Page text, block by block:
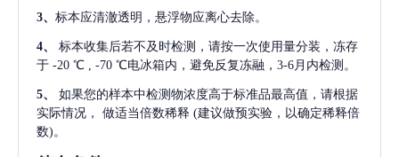
3、 标本应清澈透明，悬浮物应离心去除。
4、
标本收集后若不及时检测，请按一次使用量分装，冻存
于 -20 ℃ , -70 ℃电冰箱内，避免反复冻融，3-6月内检测。
5、
如果您的样本中检测物浓度高于标准品最高值，请根据
实际情况，
做适当倍数稀释 (建议做预实验，以确定稀释倍
数)。